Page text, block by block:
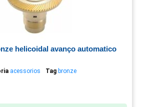
helicoidal avanço automatico
acessorios Tag bronze